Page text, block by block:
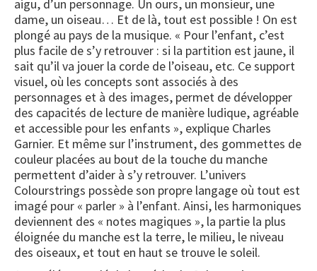
aigu, d’un personnage. Un ours, un monsieur, une
dame, un oiseau… Et de là, tout est possible ! On est
plongé au pays de la musique. « Pour l’enfant, c’est
plus facile de s’y retrouver : si la partition est jaune, il
sait qu’il va jouer la corde de l’oiseau, etc. Ce support
visuel, où les concepts sont associés à des
personnages et à des images, permet de développer
des capacités de lecture de manière ludique, agréable
et accessible pour les enfants », explique Charles
Garnier. Et même sur l’instrument, des gommettes de
couleur placées au bout de la touche du manche
permettent d’aider à s’y retrouver. L’univers
Colourstrings possède son propre langage où tout est
imagé pour « parler » à l’enfant. Ainsi, les harmoniques
deviennent des « notes magiques », la partie la plus
éloignée du manche est la terre, le milieu, le niveau
des oiseaux, et tout en haut se trouve le soleil.